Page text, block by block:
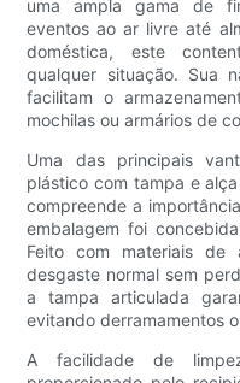
uma ampla gama de
eventos ao ar livre até
doméstica, este
qualquer situação. Sua
facilitam o
mochilas ou armários de
Uma das principais
plástico com tampa e
compreende a
embalagem foi
Feito com materiais de
desgaste normal sem
a tampa articulada
evitando derramamentos
A facilidade de